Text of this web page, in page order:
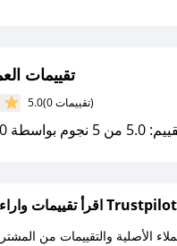
بذكاء ووفّر على كل
تقييمات
5.0 (0 تقييمات)
0 مستخدمين
اقرأ تقييمات واراء العملاء على Trustpilot
الأصلية والتقييمات من